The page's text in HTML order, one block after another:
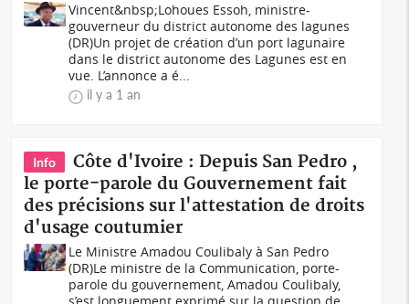
Vincent&nbsp;Lohoues Essoh, ministre-
gouverneur du district autonome des lagunes
(DR)Un projet de création d’un port lagunaire
dans le district autonome des Lagunes est en
vue. L’annonce a é...
il y a 1 an
Info
Côte d'Ivoire : Depuis San Pedro ,
le porte-parole du Gouvernement fait
des précisions sur l'attestation de droits
d'usage coutumier
Le Ministre Amadou Coulibaly à San Pedro
(DR)Le ministre de la Communication, porte-
parole du gouvernement, Amadou Coulibaly,